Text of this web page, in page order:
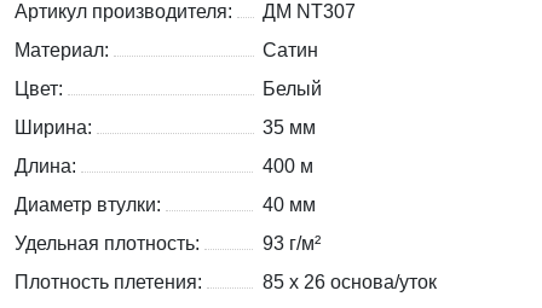
Артикул производителя:
ДМ NT307
Материал:
Сатин
Цвет:
Белый
Ширина:
35 мм
Длина:
400 м
Диаметр втулки:
40 мм
Удельная плотность:
93 г/м²
Плотность плетения:
85 х 26 основа/уток